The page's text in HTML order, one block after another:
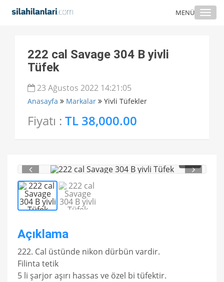
MENÜ
222 cal Savage 304 B yivli
Tüfek
23 Ağustos 2022 14:21:05
Anasayfa Markalar Yivli Tüfekler
Fiyatı : TL 38,000.00
1/ 2
Açıklama
222. Cal üstünde nikon dürbün vardir.
Filinta tetik
5 li şarjor aşırı hassas ve özel bi tüfektir.